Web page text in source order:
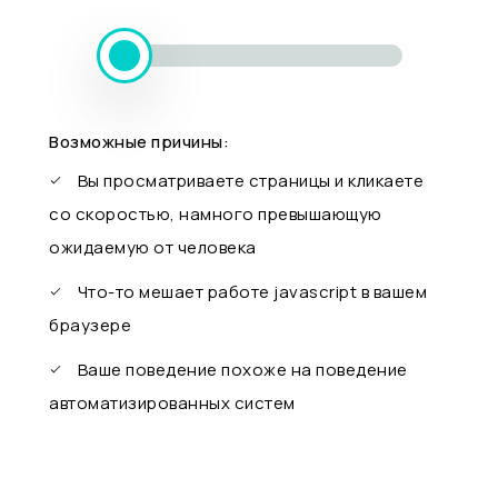
Возможные причины:
Вы просматриваете страницы и кликаете
со скоростью, намного превышающую
ожидаемую от человека
Что-то мешает работе javascript в вашем
браузере
Ваше поведение похоже на поведение
автоматизированных систем